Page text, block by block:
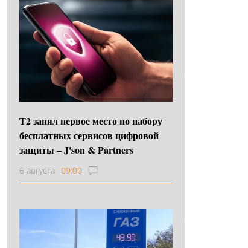
Т2 занял первое место по набору
бесплатных сервисов цифровой
защиты – J'son & Partners
6 августа 09:00